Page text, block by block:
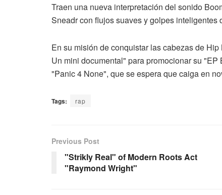
Traen una nueva interpretación del sonido
Sneadr con flujos suaves y golpes inteligentes
En su misión de conquistar las cabezas de
Un mini documental" para promocionar su
"Panic 4 None", que se espera que caiga en
Tags: rap
Previous Post
"Strikly Real" of Modern Roots Act
"Raymond Wright"